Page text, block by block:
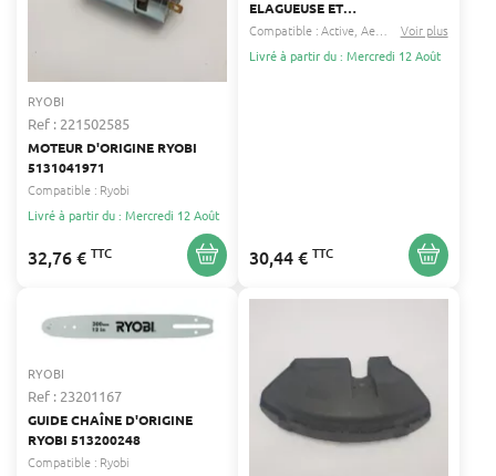
RYOBI
Ref : 221502585
MOTEUR D'ORIGINE RYOBI
5131041971
Compatible : Ryobi
Livré à partir du : Mercredi 12 Août
32,76 € TTC
ELAGUEUSE ET
TRONÇONNEUSE THERMIQUE
3/8" 0.050" 1,3 MM -
PERFORMANCE ET FIABILITÉ
Compatible :Active Aeg ...
Voir plus
Livré à partir du : Mercredi 12 Août
30,44 € TTC
RYOBI
Ref : 23201167
GUIDE CHAÎNE D'ORIGINE
RYOBI 513200248
Compatible : Ryobi